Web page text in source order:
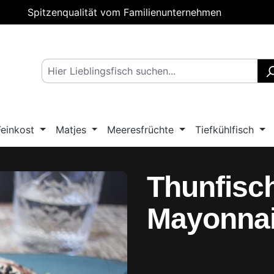
Spitzenqualität vom Familienunternehmen
Matjes Meeresfrüchte Tiefkühlfisch